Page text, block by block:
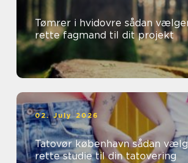
Tømrer i hvidovre sådan vælger du den
rette fagmand til dit projekt
02. July 2026
Tatovør københavn sådan vælger du det
rette studie til din tatovering